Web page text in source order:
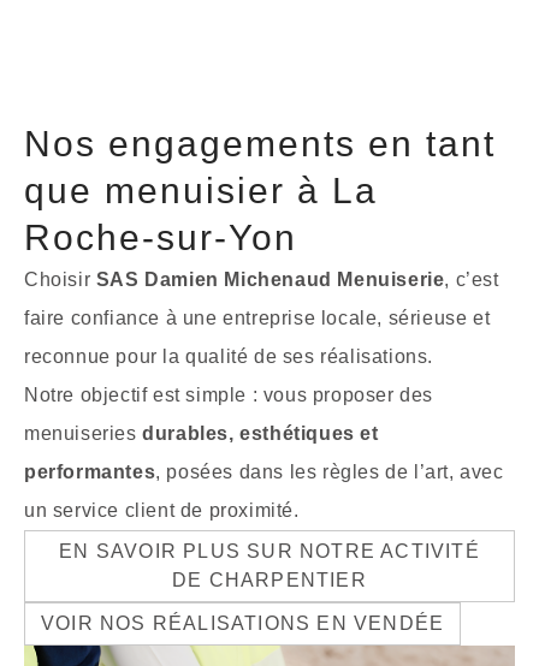
Nos engagements en tant
que menuisier à La
Roche-sur-Yon
Choisir SAS Damien Michenaud Menuiserie, c’est
faire confiance à une entreprise locale, sérieuse et
reconnue pour la qualité de ses réalisations.
Notre objectif est simple : vous proposer des
menuiseriesdurables, esthétiques et
performantes, posées dans les règles de l’art, avec
un service client de proximité.
EN SAVOIR PLUS SUR NOTRE ACTIVITÉ
DE CHARPENTIER
VOIR NOS RÉALISATIONS EN VENDÉE